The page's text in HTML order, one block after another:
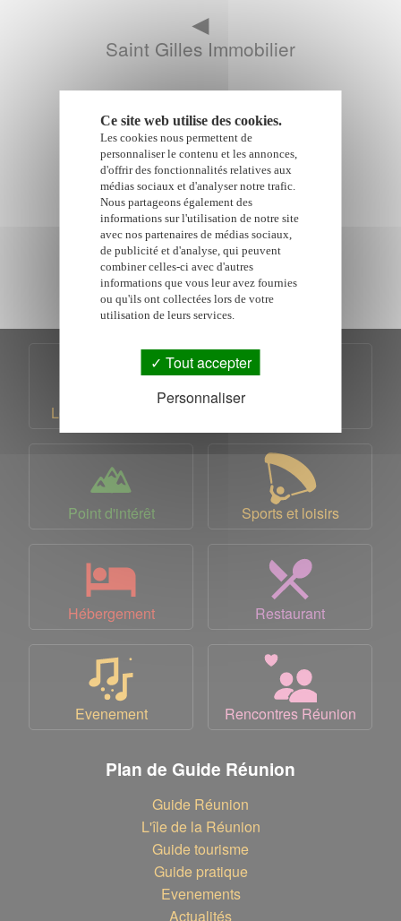
◄
Saint Gilles Immobilier
▲
Agences Immobilières
►
STIB
Location de voiture
Point d'intérêt Sports et loisirs
Hébergement Restaurant
Evenement Rencontres Réunion
Plan de Guide Réunion
Guide Réunion
L'île de la Réunion
Guide tourisme
Guide pratique
Evenements
Actualités
Ce site web utilise des cookies.
Les cookies nous permettent de
personnaliser le contenu et les annonces,
d'offrir des fonctionnalités relatives aux
médias sociaux et d'analyser notre trafic.
Nous partageons également des
informations sur l'utilisation de notre site
avec nos partenaires de médias sociaux,
de publicité et d'analyse, qui peuvent
combiner celles-ci avec d'autres
informations que vous leur avez fournies
ou qu'ils ont collectées lors de votre
utilisation de leurs services.
Tout accepter
Personnaliser